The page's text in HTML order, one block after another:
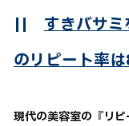
|| すきバサ
のリピート率
現代の美容室の『リ